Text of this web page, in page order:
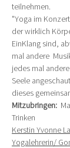
teilnehmen.
"Yoga im
der wirklich
EinKlang sind,
mal andere
jedes mal
Seele
dieses
Mitzubringen:
Trinken
Kerstin Yvonne
Yogalehrerin/